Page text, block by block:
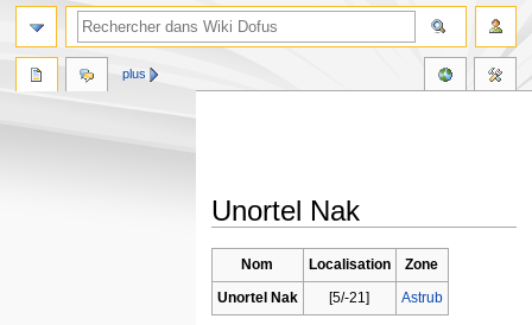
Unortel Nak
à
la
à
la
Nom Localisation
Zone
Unortel Nak
[5/-21] Astrub
plus